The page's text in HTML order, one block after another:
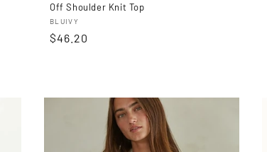
Off Shoulder Knit Top
Proveedor:
BLUIVY
Precio
$46.20